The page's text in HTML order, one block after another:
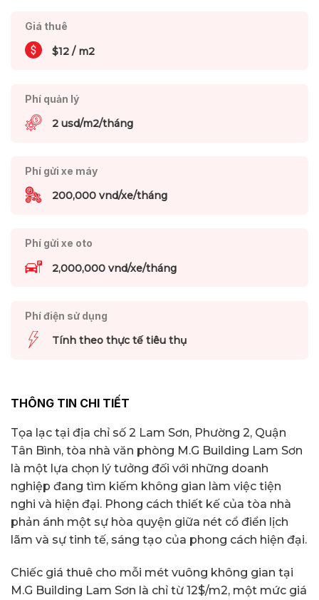
Giá thuê
$12 / m2
Phí quản lý
2 usd/m2/tháng
Phí gửi xe máy
200,000 vnd/xe/tháng
Phí gửi xe oto
2,000,000 vnd/xe/tháng
Phí điện sử dụng
Tính theo thực tế tiêu thụ
THÔNG TIN CHI TIẾT
Tọa lạc tại địa chỉ số 2 Lam Sơn, Phường 2, Quận
Tân Bình, tòa nhà văn phòng M.G Building Lam Sơn
là một lựa chọn lý tưởng đối với những doanh
nghiệp đang tìm kiếm không gian làm việc tiện
nghi và hiện đại. Phong cách thiết kế của tòa nhà
phản ánh một sự hòa quyện giữa nét cổ điển lịch
lãm và sự tinh tế, sáng tạo của phong cách hiện đại.
Chiếc giá thuê cho mỗi mét vuông không gian tại
M.G Building Lam Sơn là chỉ từ 12$/m2, một mức giá